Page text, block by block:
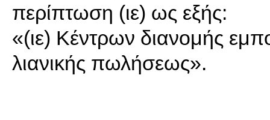
περίπτωση (ιε) ως εξής:
«(ιε) Κέντρων διανομής
λιανικής πωλήσεως».